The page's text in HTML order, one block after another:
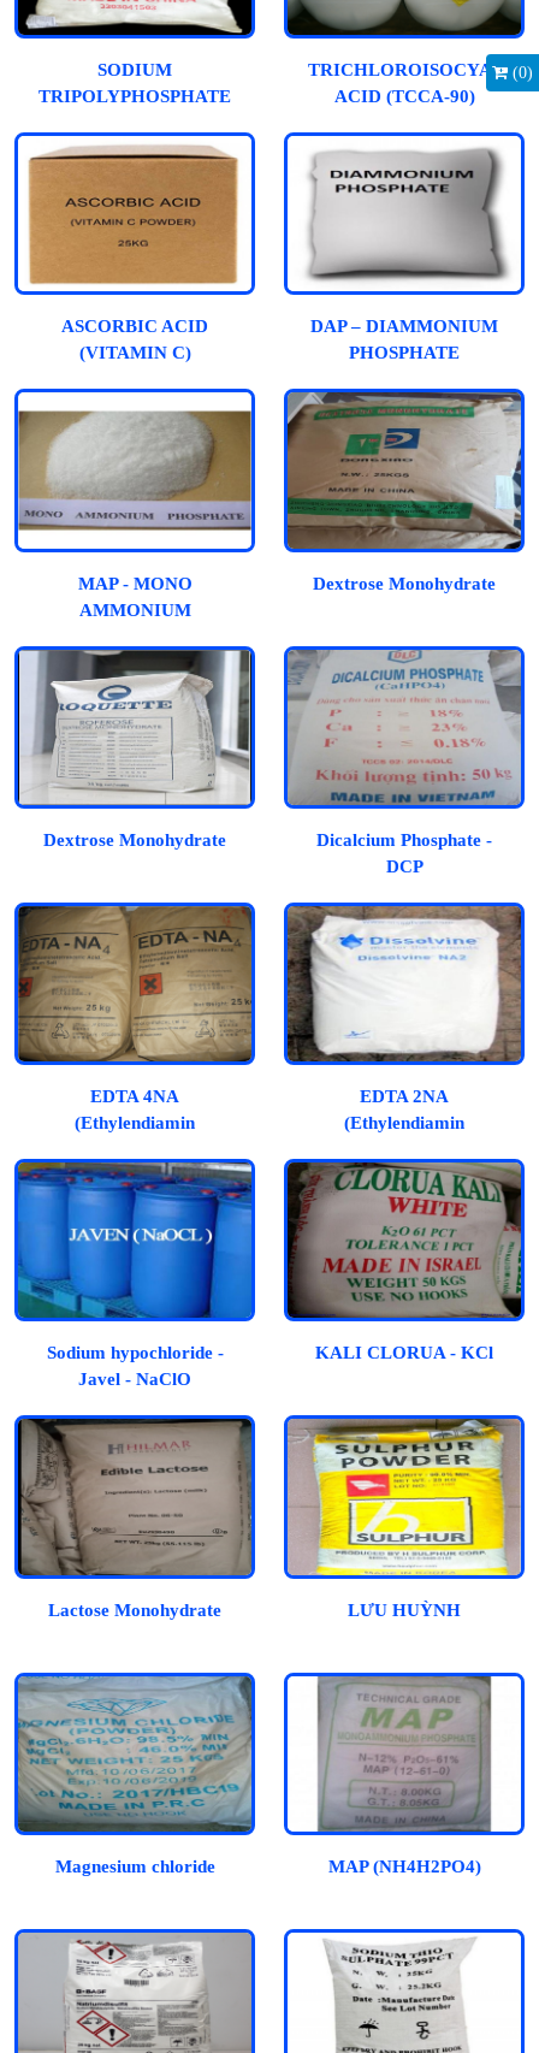
(0)
SODIUM
TRIPOLYPHOSPHATE
ACID (TCCA-90)
ASCORBIC ACID
(VITAMIN C)
DAP – DIAMMONIUM
PHOSPHATE
MAP - MONO
AMMONIUM
Dextrose Monohydrate
Dextrose Monohydrate
Dicalcium Phosphate -
DCP
EDTA 4NA
(Ethylendiamin
EDTA 2NA
(Ethylendiamin
Sodium hypochloride -
Javel - NaClO
KALI CLORUA - KCl
Lactose Monohydrate LƯU HUỲNH
Magnesium chloride MAP (NH4H2PO4)